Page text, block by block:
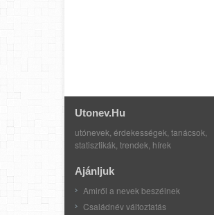
Utonev.hu
utónevek, érdekességek, tanácsok,
statisztikák, trendek, hírek
Ajánljuk
Amiről a nevek beszélnek
Családnév változtatás